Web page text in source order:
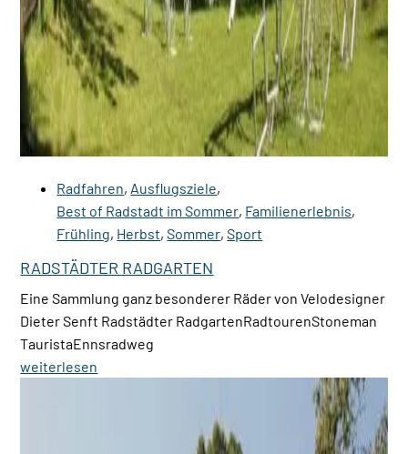
Radfahren, Ausflugsziele,
Best of Radstadt im Sommer, Familienerlebnis,
Frühling, Herbst,Sommer,Sport
RADSTÄDTER RADGARTEN
Eine Sammlung ganz besonderer Räder von Velodesigner
Dieter Senft Radstädter RadgartenRadtourenStoneman
TauristaEnnsradweg
weiterlesen